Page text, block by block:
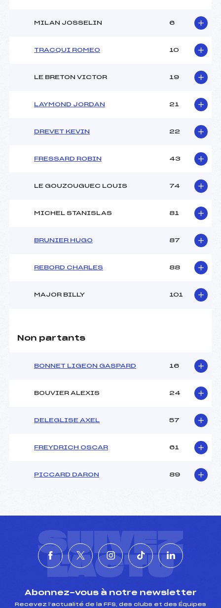
MILAN JOSSELIN 6
TRACQUI ROMEO 10
LE BRETON VICTOR 19
LAYMOND JORDAN 21
DREVET KEVIN 22
FRESSARD ROBIN 43
LE GOUZOUGUEC LOUIS 74
MICHEL STANISLAS 81
BRUNIER HUGO 87
REBORD CHARLES 88
MAJOR BILLY 101
Non partants
BONNET LIGEON GASPARD 16
BOUVIER ALEXIS 24
DELEGLISE AXEL 57
FREYDRICH OSCAR 61
PICCARD DARON 89
SUIVEZ
L'ACTU
Abonnez-vous à notre newsletter
Recevez l’actualité de la FFS, des clubs et des Équipes